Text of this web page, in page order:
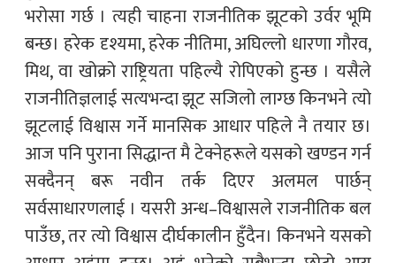
भरोसा गर्छ । त्यही चाहना राजनीतिक झूटको उर्वर भूमि
बन्छ। हरेक दृश्यमा, हरेक नीतिमा, अघिल्लो धारणा गौरव,
मिथ, वा खोक्रो राष्ट्रियता पहिल्यै रोपिएको हुन्छ । यसैले
राजनीतिज्ञलाई सत्यभन्दा झूट सजिलो लाग्छ किनभने त्यो
झूटलाई विश्वास गर्ने मानसिक आधार पहिले नै तयार छ।
आज पनि पुराना सिद्धान्त मै टेक्नेहरूले यसको खण्डन गर्न
सक्दैनन् बरू नवीन तर्क दिएर अलमल पार्छन्
सर्वसाधारणलाई । यसरी अन्ध–विश्वासले राजनीतिक बल
पाउँछ, तर त्यो विश्वास दीर्घकालीन हुँदैन। किनभने यसको